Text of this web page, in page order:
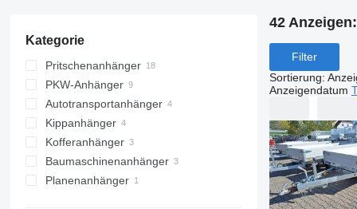
Kategorie
Pritschenanhänger
PKW-Anhänger
Autotransportanhänger
Kippanhänger
Kofferanhänger
Baumaschinenanhänger
Planenanhänger
42 Anzeigen:
Filter
Sortierung:
Anzeigendatum